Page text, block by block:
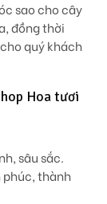
sao cho cây
đồng thời
quý khách
Hoa tươi
sâu sắc.
phúc, thành